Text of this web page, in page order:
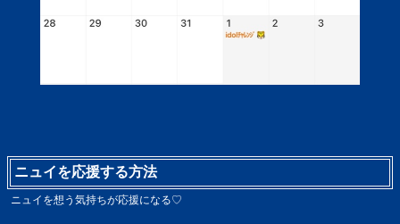
ニュイを応援する方法
ニュイを想う気持ちが応援になる♡